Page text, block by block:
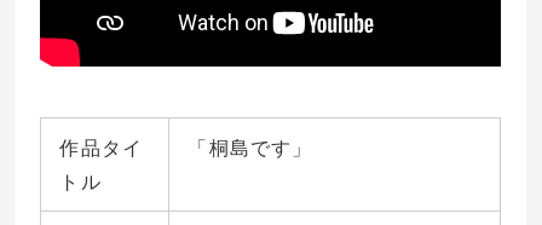
作品タイ
トル
「桐島です」